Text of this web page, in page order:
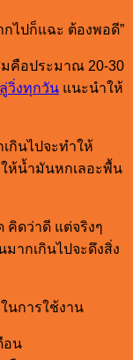
ไปก็แฉะ ต้องพอดี”
คือประมาณ 20-30
ลู่วิ่งทุกวัน แนะนำให้
กินไปจะทำให้
ให้น้ำมันหกเลอะพื้น
คิดว่าดี แต่จริงๆ
ากเกินไปจะดึงสิ่ง
นการใช้งาน
อน